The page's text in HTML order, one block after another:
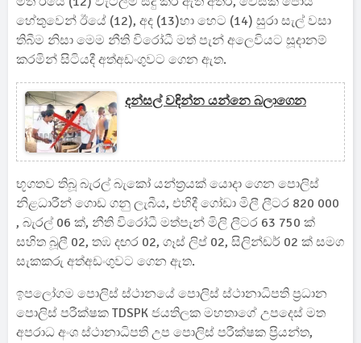
හේතුවෙන් ඊයේ (12), අද (13)හා හෙට (14) සුරා සැල් වසා
තිබීම නිසා මෙම නීති විරෝධී මත් පැන් අලෙවියට සූදානම්
කරමින් සිටියදී අත්අඩංගුවට ගෙන ඇත.
දන්සල් වඳින්න යන්නෙ බලාගෙන
භූගතව තිබූ බැරල් බැකෝ යන්ත්‍රයක් යොදා ගෙන පොලිස්
නිළධාරීන් ගොඩ ගනු ලැබීය, එහිදී ගෝඩා මිලී ලීටර 820 000
, බැරල් 06 ක්, නීති විරෝධී මත්පැන් මිලි ලීටර 63 750 ක්
සහිත බූලී 02, තඹ දඟර 02, ගෑස් ලිප් 02, සිලින්ඩර් 02 ක් සමග
සැකකරු අත්අඩංගුවට ගෙන ඇත.
ඉපලෝගම පොලිස් ස්ථානයේ පොලිස් ස්ථානාධිපති ප්‍රධාන
පොලිස් පරීක්ෂක TDSPK ජයතිලක මහතාගේ උපදෙස් මත
අපරාධ අංශ ස්ථානාධිපති උප පොලිස් පරීක්ෂක ප්‍රියන්ත,